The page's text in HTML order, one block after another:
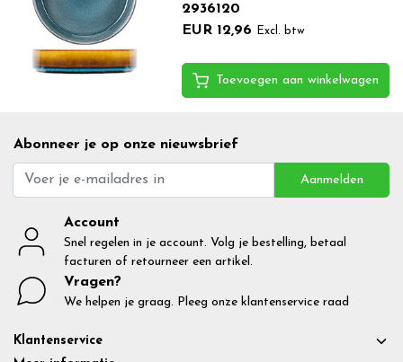
2936120
EUR 12,96
Excl. btw
Toevoegen aan winkelwagen
Abonneer je op onze nieuwsbrief
Aanmelden
Account
Snel regelen in je account. Volg je bestelling, betaal
facturen of retourneer een artikel.
Vragen?
We helpen je graag. Pleeg onze klantenservice raad
Klantenservice